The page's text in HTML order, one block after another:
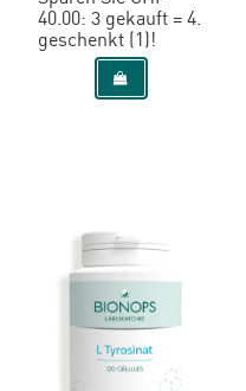
40.00: 3 gekauft = 4.
geschenkt (1)!